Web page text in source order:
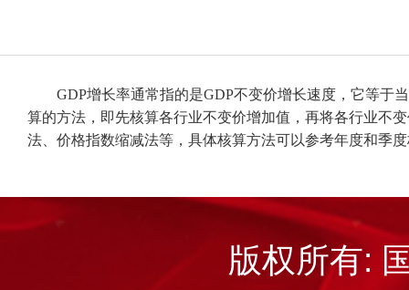
GDP增长率通常指的是GDP不变价增长速度，它等于
算的方法，即先核算各行业不变价增加值，再将各行业不
法、价格指数缩减法等，具体核算方法可以参考年度和季
版权所有